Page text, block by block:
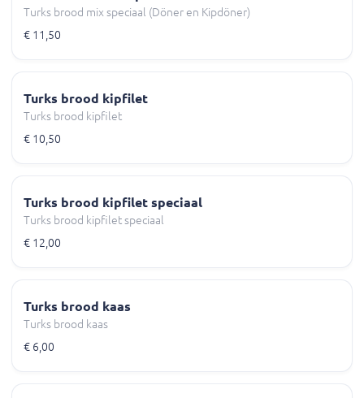
Turks brood mix speciaal (Döner en Kipdöner)
€ 11,50
Turks brood kipfilet
Turks brood kipfilet
€ 10,50
Turks brood kipfilet speciaal
Turks brood kipfilet speciaal
€ 12,00
Turks brood kaas
Turks brood kaas
€ 6,00